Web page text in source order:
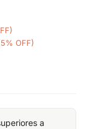
OFF)
a